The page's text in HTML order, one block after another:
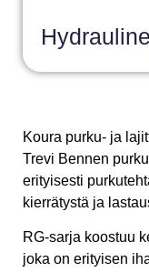
Koura purku- ja
Trevi Bennen
erityisesti
kierrätystä ja
RG-sarja koostuu
joka on erityisen